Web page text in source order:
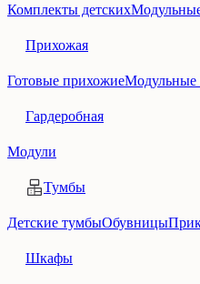
Комплекты детских
Прихожая
Готовые прихожиеМодульные
Гардеробная
Модули
Тумбы
Детские тумбыОбувницы
Шкафы